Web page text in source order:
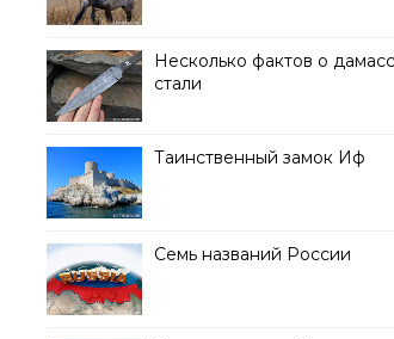
Несколько фактов о
стали
Таинственный замок Иф
Семь названий России